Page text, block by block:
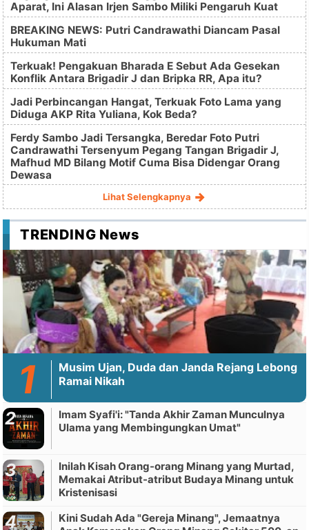
Aparat, Ini Alasan Irjen Sambo Miliki Pengaruh Kuat
BREAKING NEWS: Putri Candrawathi Diancam Pasal
Hukuman Mati
Terkuak! Pengakuan Bharada E Sebut Ada Gesekan
Konflik Antara Brigadir J dan Bripka RR, Apa itu?
Jadi Perbincangan Hangat, Terkuak Foto Lama yang
Diduga AKP Rita Yuliana, Kok Beda?
Ferdy Sambo Jadi Tersangka, Beredar Foto Putri
Candrawathi Tersenyum Pegang Tangan Brigadir J,
Mafhud MD Bilang Motif Cuma Bisa Didengar Orang
Dewasa
Lihat Selengkapnya
TRENDING News
Musim Ujan, Duda dan Janda Rejang Lebong
Ramai Nikah
Imam Syafi'i: "Tanda Akhir Zaman Munculnya
Ulama yang Membingungkan Umat"
Inilah Kisah Orang-orang Minang yang Murtad,
Memakai Atribut-atribut Budaya Minang untuk
Kristenisasi
Kini Sudah Ada "Gereja Minang", Jemaatnya